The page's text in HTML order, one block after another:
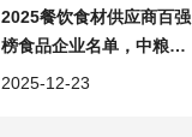
2025餐饮食材供应商百强
榜食品企业名单，中粮、
双汇领跑
2025-12-23